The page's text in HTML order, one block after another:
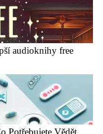
audioknihy free
Potřebujete Vědět